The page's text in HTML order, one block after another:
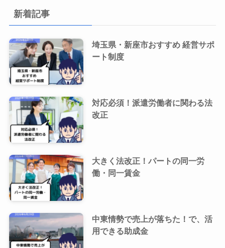
新着記事
埼玉県・新座市おすすめ 経営サポ
ート制度
対応必須！派遣労働者に関わる法
改正
大きく法改正！パートの同一労
働・同一賃金
中東情勢で売上が落ちた！で、活
用できる助成金